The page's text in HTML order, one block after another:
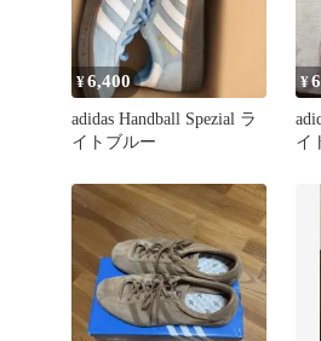
¥6,400
adidas Handball Spezial ラ
イトブルー
¥
イ